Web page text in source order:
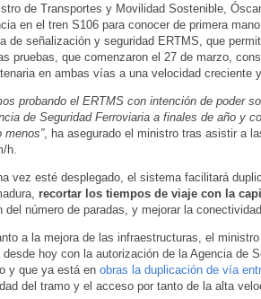
de Transportes y Movilidad Sostenible,
en el tren S106 para conocer de primera
de señalización y seguridad ERTMS, que
pruebas, que comenzaron el 27 de marzo,
en ambas vías a una velocidad creciente
probando el ERTMS con intención de poder
de Seguridad Ferroviaria a finales de año y
menos”, ha asegurado el ministro tras asistir a
h.
vez esté desplegado, el sistema facilitará
recortar los tiempos de viaje con la
del número de paradas, y mejorar la
a la mejora de las infraestructuras, el
desde hoy con la autorización de la Agencia de
y que ya está en obras la duplicación de vía
del tramo y el acceso por tanto de la alta